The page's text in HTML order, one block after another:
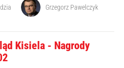
Grzegorz Pawelczyk
Kisiela - Nagrody